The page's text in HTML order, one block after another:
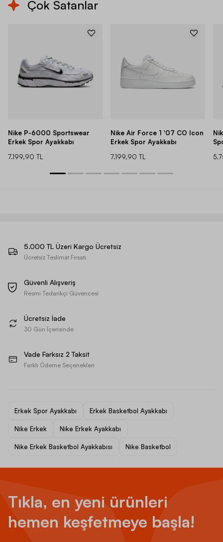
Çok Satanlar
Nike P-6000 Sportswear
Erkek Spor Ayakkabı
7.199,90 TL
Nike Air Force 1 '07 CO Icon
Erkek Spor Ayakkabı
7.199,90 TL
5.000 TL Üzeri Kargo Ücretsiz
Ücretsiz Teslimat Fırsatı
Güvenli Alışveriş
Resmi Tedarikçi Güvencesi
Ücretsiz İade
30 Gün İçerisinde
Vade Farksız 2 Taksit
Farklı Ödeme Seçenekleri
Erkek Spor Ayakkabı Erkek Basketbol Ayakkabı
Nike Erkek Nike Erkek Ayakkabı
Nike Erkek Basketbol Ayakkabısı Nike Basketbol
Tıkla, en yeni ürünleri
hemen keşfetmeye başla!